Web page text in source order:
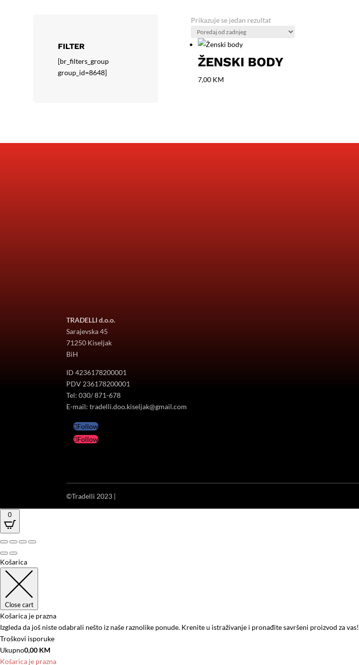
FILTER
[br_filters_group
group_id=8648]
Prikazuje se jedan rezultat
ŽENSKI BODY
7,00 KM
TRADELLI d.o.o.
Sarajevska 45
71250 Kiseljak
BiH
ID 4236178200001
PDV 236178200001
Tel: 030/ 871-678
E-mail: tradelli.doo.kiseljak@gmail.com
Follow
Follow
©Tradelli 2023 |
0
Košarica
Close cart
Košarica je prazna
Izgleda da još niste odabrali nešto iz naše raznolike ponude. Krenite u istraživanje i pronađite savršeni proizvod za vas!
Troškovi isporuke
Ukupno0,00 KM
Košarica je prazna